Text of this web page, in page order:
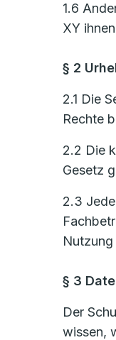
1.6
XY
§ 2
2.1 Die
Rechte
2.2 Die
Gesetz
2.3
§ 3
Der
wissen,